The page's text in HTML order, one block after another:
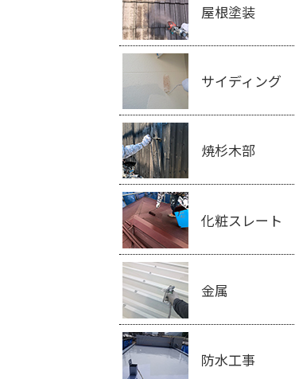
屋根塗装
サイディング
焼杉木部
化粧スレート
金属
防水工事